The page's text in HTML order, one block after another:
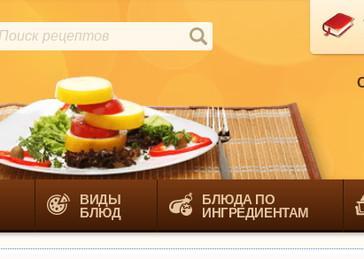
ВИДЫ
БЛЮД
БЛЮДА ПО
ИНГРЕДИЕНТАМ